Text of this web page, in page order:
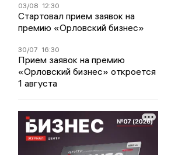
03/08 12:30
Стартовал прием заявок на
премию «Орловский бизнес»
30/07 16:30
Прием заявок на премию
«Орловский бизнес» откроется
1 августа